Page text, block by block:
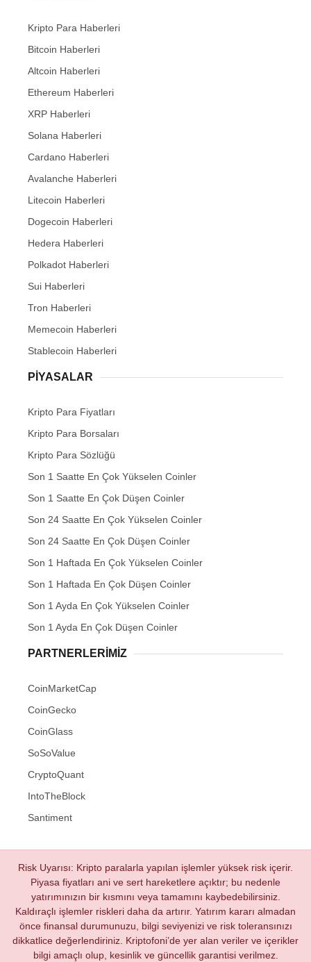
Kripto Para Haberleri
Bitcoin Haberleri
Altcoin Haberleri
Ethereum Haberleri
XRP Haberleri
Solana Haberleri
Cardano Haberleri
Avalanche Haberleri
Litecoin Haberleri
Dogecoin Haberleri
Hedera Haberleri
Polkadot Haberleri
Sui Haberleri
Tron Haberleri
Memecoin Haberleri
Stablecoin Haberleri
PIYASALAR
Kripto Para Fiyatları
Kripto Para Borsaları
Kripto Para Sözlüğü
Son 1 Saatte En Çok Yükselen Coinler
Son 1 Saatte En Çok Düşen Coinler
Son 24 Saatte En Çok Yükselen Coinler
Son 24 Saatte En Çok Düşen Coinler
Son 1 Haftada En Çok Yükselen Coinler
Son 1 Haftada En Çok Düşen Coinler
Son 1 Ayda En Çok Yükselen Coinler
Son 1 Ayda En Çok Düşen Coinler
PARTNERLERIMIZ
CoinMarketCap
CoinGecko
CoinGlass
SoSoValue
CryptoQuant
IntoTheBlock
Santiment
Risk Uyarısı: Kripto paralarla yapılan işlemler yüksek risk içerir.
Piyasa fiyatları ani ve sert hareketlere açıktır; bu nedenle
yatırımınızın bir kısmını veya tamamını kaybedebilirsiniz.
Kaldıraçlı işlemler riskleri daha da artırır. Yatırım kararı almadan
önce finansal durumunuzu, bilgi seviyenizi ve risk toleransınızı
dikkatlice değerlendiriniz. Kriptofoni’de yer alan veriler ve içerikler
bilgi amaçlı olup, kesinlik ve güncellik garantisi verilmez.